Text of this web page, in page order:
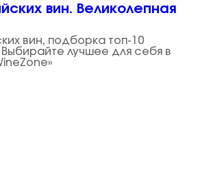
вин. Великолепная
вин, подборка топ-10
лучшее для себя в